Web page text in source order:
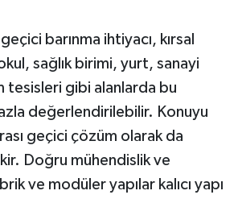
barınma ihtiyacı, kırsal
sağlık birimi, yurt, sanayi
tesisleri gibi alanlarda bu
değerlendirilebilir. Konuyu
geçici çözüm olarak da
Doğru mühendislik ve
ve modüler yapılar kalıcı yapı